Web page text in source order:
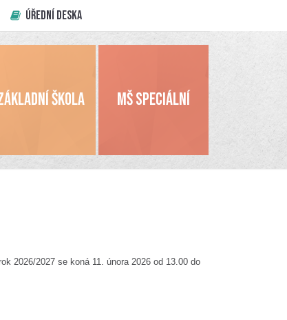
ÚŘEDNÍ DESKA
ŠKOLA MŠ SPECIÁLNÍ
2026/2027 se koná 11. února 2026 od 13.00 do